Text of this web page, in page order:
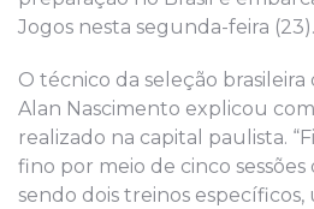
Jogos nesta segunda-feira (23).
O técnico da seleção
Alan Nascimento explicou
realizado na capital paulista.
fino por meio de cinco sessões
sendo dois treinos